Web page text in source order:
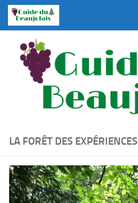
Skip to content
LA FORÊT DES EXPÉRIENCES